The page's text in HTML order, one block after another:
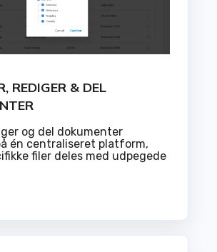
REDIGER & DEL
og del dokumenter
én centraliseret platform,
filer deles med udpegede